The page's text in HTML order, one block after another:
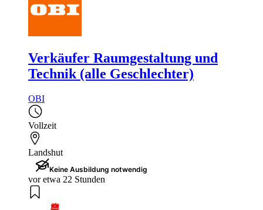
Verkäufer Raumgestaltung und
Technik (alle Geschlechter)
OBI
Vollzeit
Landshut
Keine Ausbildung notwendig
vor etwa 22 Stunden